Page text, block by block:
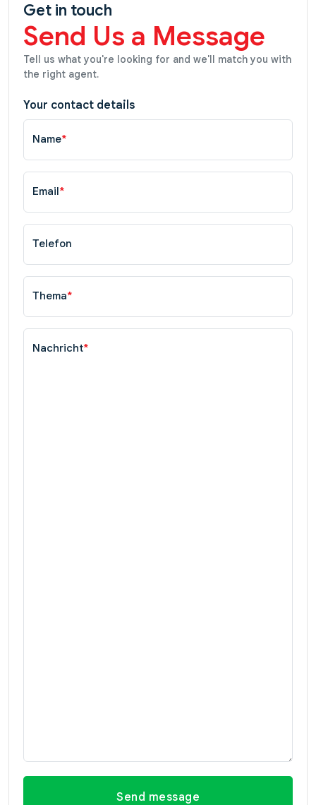
Get in touch
Send Us a Message
Tell us what you're looking for and we'll match you with
the right agent.
Your contact details
Name*
Email*
Telefon
Thema*
Nachricht*
Send message